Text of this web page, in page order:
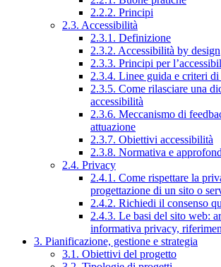
2.2.2. Principi
2.3. Accessibilità
2.3.1. Definizione
2.3.2. Accessibilità by design
2.3.3. Principi per
2.3.4. Linee guida e criteri di
2.3.5. Come rilasciare una
accessibilità
2.3.6. Meccanismo di
attuazione
2.3.7. Obiettivi accessibilità
2.3.8. Normativa e
2.4. Privacy
2.4.1. Come rispettare la
progettazione di un sito o
2.4.2. Richiedi il consenso
2.4.3. Le basi del sito web:
informativa privacy,
3. Pianificazione, gestione e strategia
3.1. Obiettivi del progetto